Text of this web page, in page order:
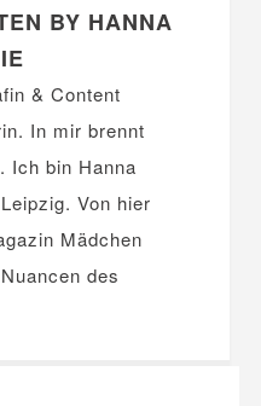
BY HANNA
& Content
In mir brennt
Ich bin Hanna
Von hier
Mädchen
des